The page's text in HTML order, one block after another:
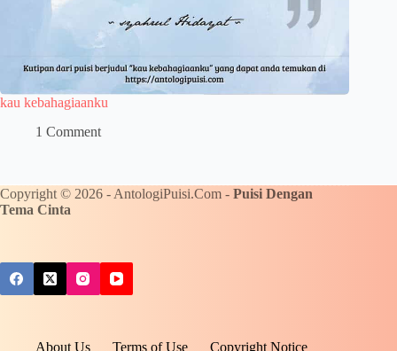
kau kebahagiaanku
1 Comment
Copyright © 2026 - AntologiPuisi.Com - Puisi Dengan
Tema Cinta
About Us Terms of Use Copyright Notice